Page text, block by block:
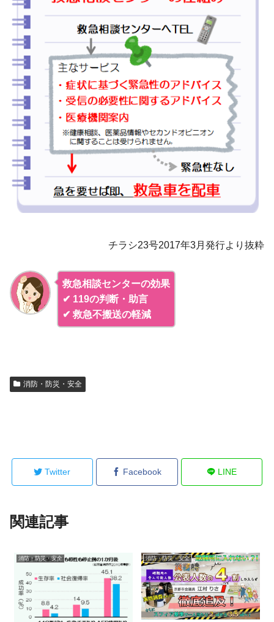
チラシ23号2017年3月発行より抜粋
救急相談センターの効果
✔ 119の判断・助言
✔ 救急不搬送の軽減
消防・防災・安全
Twitter Facebook LINE
関連記事
消防・防災・安全 消防・防災・安全